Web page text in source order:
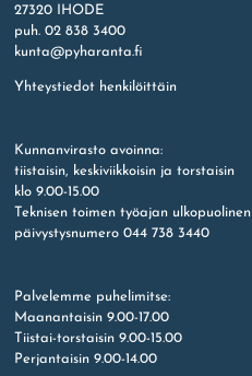
27320 IHODE
puh. 02 838 3400
kunta@pyharanta.fi
Yhteystiedot henkilöittäin
Kunnanvirasto avoinna:
tiistaisin, keskiviikkoisin ja torstaisin
klo 9.00-15.00
Teknisen toimen työajan ulkopuolinen
päivystysnumero 044 738 3440
Palvelemme puhelimitse:
Maanantaisin 9.00-17.00
Tiistai-torstaisin 9.00-15.00
Perjantaisin 9.00-14.00